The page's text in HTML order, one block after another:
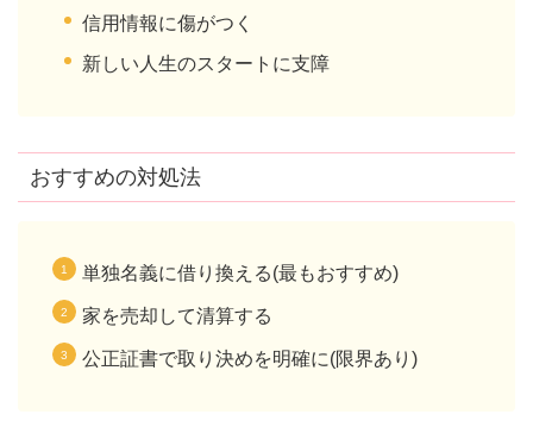
信用情報に傷がつく
新しい人生のスタートに支障
おすすめの対処法
単独名義に借り換える(最もおすすめ)
家を売却して清算する
公正証書で取り決めを明確に(限界あり)